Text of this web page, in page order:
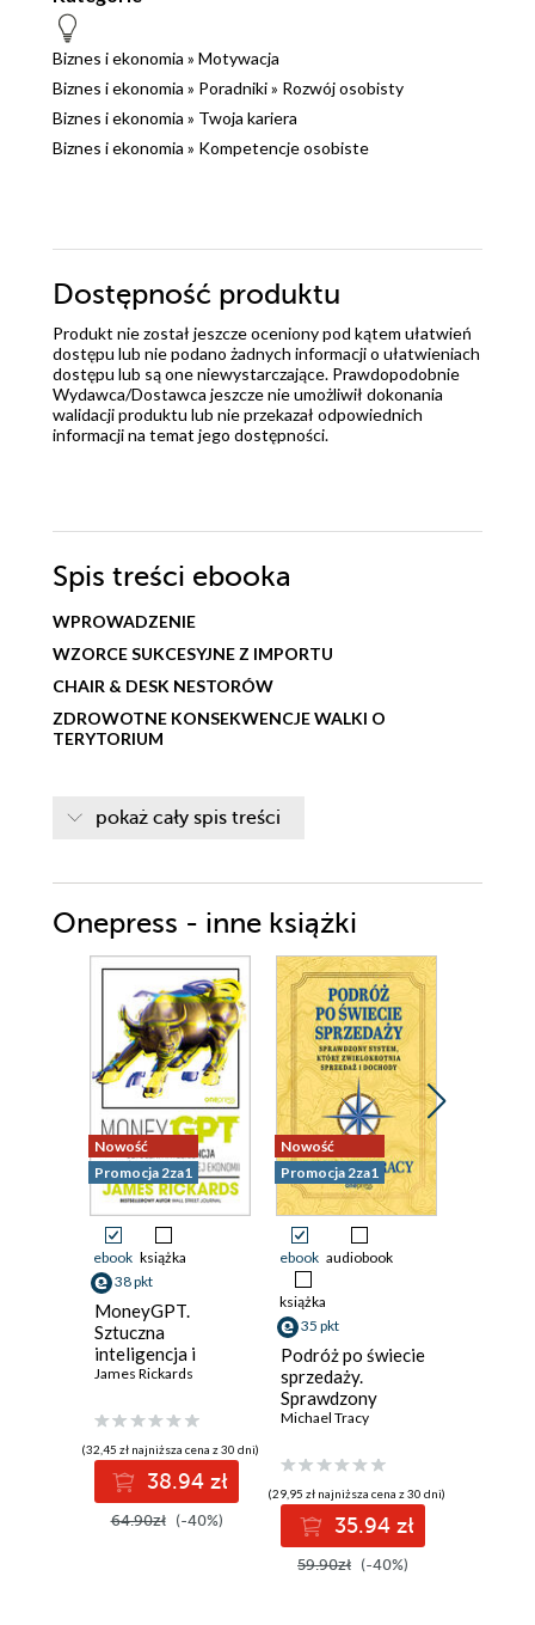
Biznes i ekonomia » Motywacja
Biznes i ekonomia » Poradniki» Rozwój osobisty
Biznes i ekonomia » Twoja kariera
Biznes i ekonomia » Kompetencje osobiste
Dostępność produktu
Produkt nie został jeszcze oceniony pod kątem ułatwień
dostępu lub nie podano żadnych informacji o ułatwieniach
dostępu lub są one niewystarczające. Prawdopodobnie
Wydawca/Dostawca jeszcze nie umożliwił dokonania
walidacji produktu lub nie przekazał odpowiednich
informacji na temat jego dostępności.
Spis treści ebooka
WPROWADZENIE
WZORCE SUKCESYJNE Z IMPORTU
CHAIR & DESK NESTORÓW
ZDROWOTNE KONSEKWENCJE WALKI O
TERYTORIUM
pokaż cały spis treści
Onepress - inne książki
Nowość
Promocja 2za1
ebook książka
38 pkt
MoneyGPT.
Sztuczna
inteligencja i
zagrożenie dla
James Rickards
(32,45 zł najniższa cena z 30 dni)
38.94 zł
64.90zł (-40%)
Nowość
Promocja 2za1
ebook audiobook
książka
35 pkt
Podróż po świecie
sprzedaży.
Sprawdzony
system, który
sprzedaż i dochody
Michael Tracy
(29,95 zł najniższa cena z 30 dni)
35.94 zł
59.90zł (-40%)